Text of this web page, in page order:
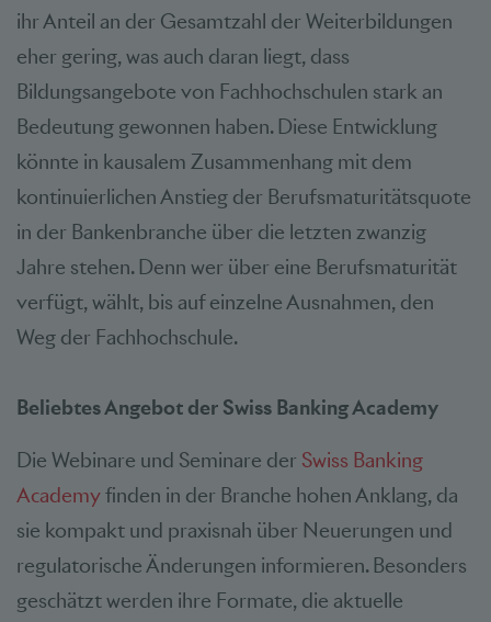
ihr Anteil an der Gesamtzahl der Weiterbildungen
eher gering, was auch daran liegt, dass
Bildungsangebote von Fachhochschulen stark an
Bedeutung gewonnen haben. Diese Entwicklung
könnte in kausalem Zusammenhang mit dem
kontinuierlichen Anstieg der Berufsmaturitätsquote
in der Bankenbranche über die letzten zwanzig
Jahre stehen. Denn wer über eine Berufsmaturität
verfügt, wählt, bis auf einzelne Ausnahmen, den
Weg der Fachhochschule.
Beliebtes Angebot der Swiss Banking Academy
Die Webinare und Seminare der Swiss Banking
Academyfinden in der Branche hohen Anklang, da
sie kompakt und praxisnah über Neuerungen und
regulatorische Änderungen informieren. Besonders
geschätzt werden ihre Formate, die aktuelle